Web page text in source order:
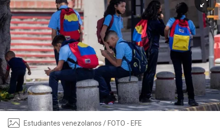
Estudiantes venezolanos / FOTO - EFE